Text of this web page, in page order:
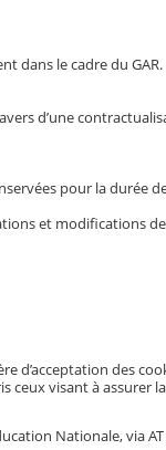
dans le cadre du
d’une
pour la durée
et modifications
d’acceptation des
visant à assurer
Nationale, via